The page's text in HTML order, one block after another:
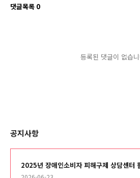
댓글목록 0
등록된 댓글이 없습
공지사항
2025년 장애인소비자 피해구제 상담센터